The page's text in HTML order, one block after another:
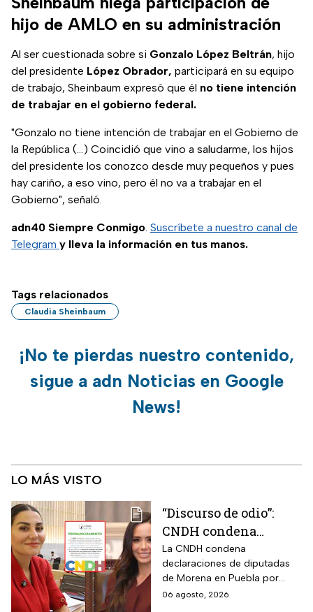
hijo de AMLO en su administración
Al ser cuestionada sobre si Gonzalo López Beltrán, hijo
del presidente López Obrador, participará en su equipo
de trabajo, Sheinbaum expresó que él no tiene intención
de trabajar en el gobierno federal.
"Gonzalo no tiene intención de trabajar en el Gobierno de
la República (…) Coincidió que vino a saludarme, los hijos
del presidente los conozco desde muy pequeños y pues
hay cariño, a eso vino, pero él no va a trabajar en el
Gobierno", señaló.
adn40 Siempre Conmigo. Suscríbete a nuestro canal de
Telegram y lleva la información en tus manos.
Tags relacionados
Claudia Sheinbaum
¡No te pierdas nuestro contenido,
sigue a adn Noticias en Google
News!
LO MÁS VISTO
“Discurso de odio”:
CNDH condena
expresiones de
diputadas de Morena
contra adultos
mayores
La CNDH condena
declaraciones de diputadas
de Morena en Puebla por
expresiones edadistas hacia
06 agosto, 2026